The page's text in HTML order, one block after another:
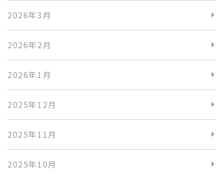
2026年3月
2026年2月
2026年1月
2025年12月
2025年11月
2025年10月